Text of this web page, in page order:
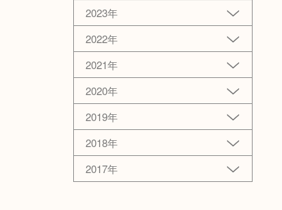
2023年
2022年
2021年
2020年
2019年
2018年
2017年